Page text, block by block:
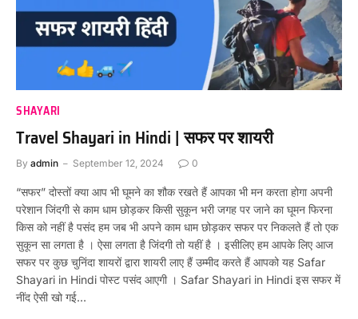
SHAYARI
Travel Shayari in Hindi | सफर पर शायरी
By admin September 12, 2024 0
“सफर” दोस्तों क्या आप भी घूमने का शौक रखते हैं आपका भी मन करता होगा अपनी
परेशान जिंदगी से काम धाम छोड़कर किसी सुकून भरी जगह पर जाने का घूमन फिरना
किस को नहीं है पसंद हम जब भी अपने काम धाम छोड़कर सफर पर निकलते हैं तो एक
सुकून सा लगता है । ऐसा लगता है जिंदगी तो यहीं है । इसीलिए हम आपके लिए आज
सफर पर कुछ चुनिंदा शायरों द्वारा शायरी लाए हैं उम्मीद करते हैं आपको यह Safar
Shayari in Hindi पोस्ट पसंद आएगी । Safar Shayari in Hindi इस सफर में
नींद ऐसी खो गई…